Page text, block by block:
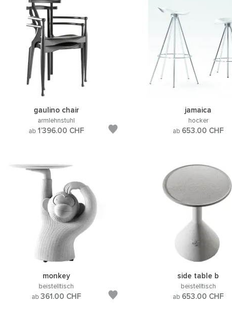
gaulino chair
armlehnstuhl
ab 1’396.00 CHF
jamaica
hocker
ab 653.00 CHF
monkey
beistelltisch
ab 361.00 CHF
side table b
beistelltisch
ab 653.00 CHF